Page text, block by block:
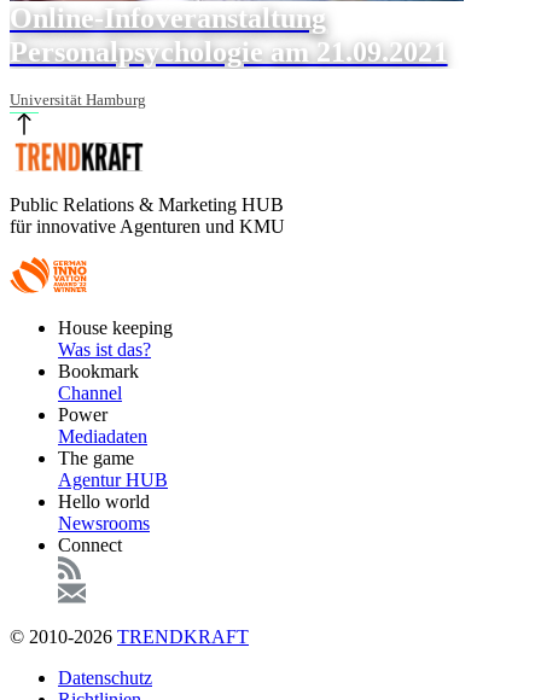
Online-Infoveranstaltung
Personalpsychologie am 21.09.2021
Universität Hamburg
Public Relations & Marketing HUB
für innovative Agenturen und KMU
FooterHouse keeping
Was ist das?
Bookmark
Channel
Power
Mediadaten
The game
Agentur HUB
Hello world
Newsrooms
Connect
© 2010-2026 TRENDKRAFT
FußzeileDatenschutz